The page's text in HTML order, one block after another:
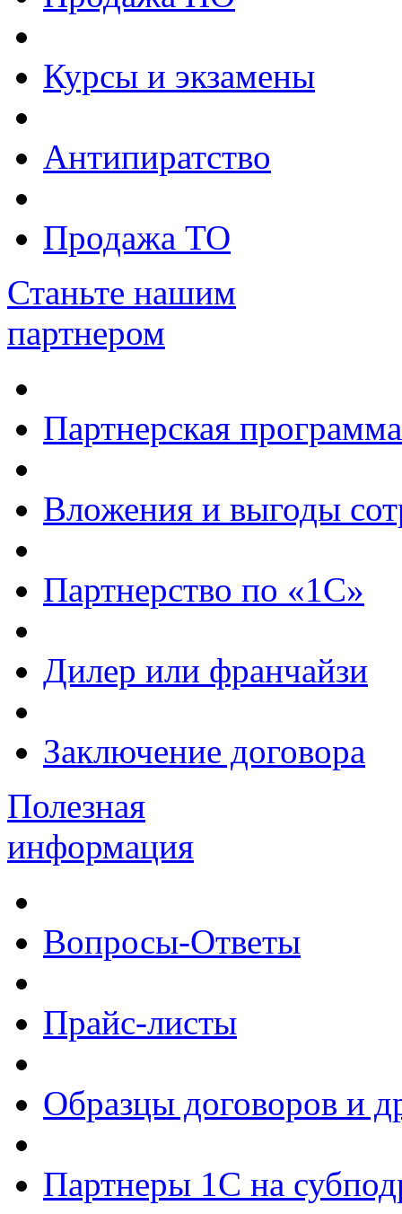
Курсы и экзамены
Антипиратство
Продажа ТО
Станьте нашим
партнером
Партнерская программа
Вложения и выгоды
Партнерство по «1С»
Дилер или франчайзи
Заключение договора
Полезная
информация
Вопросы-Ответы
Прайс-листы
Образцы договоров и
Партнеры 1С на